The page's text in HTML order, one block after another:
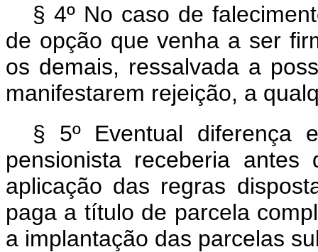
§ 4º No caso de
de opção que venha a ser
os demais, ressalvada a
manifestarem rejeição, a
§ 5º Eventual
pensionista receberia
aplicação das regras
paga a título de parcela
a implantação das parcelas